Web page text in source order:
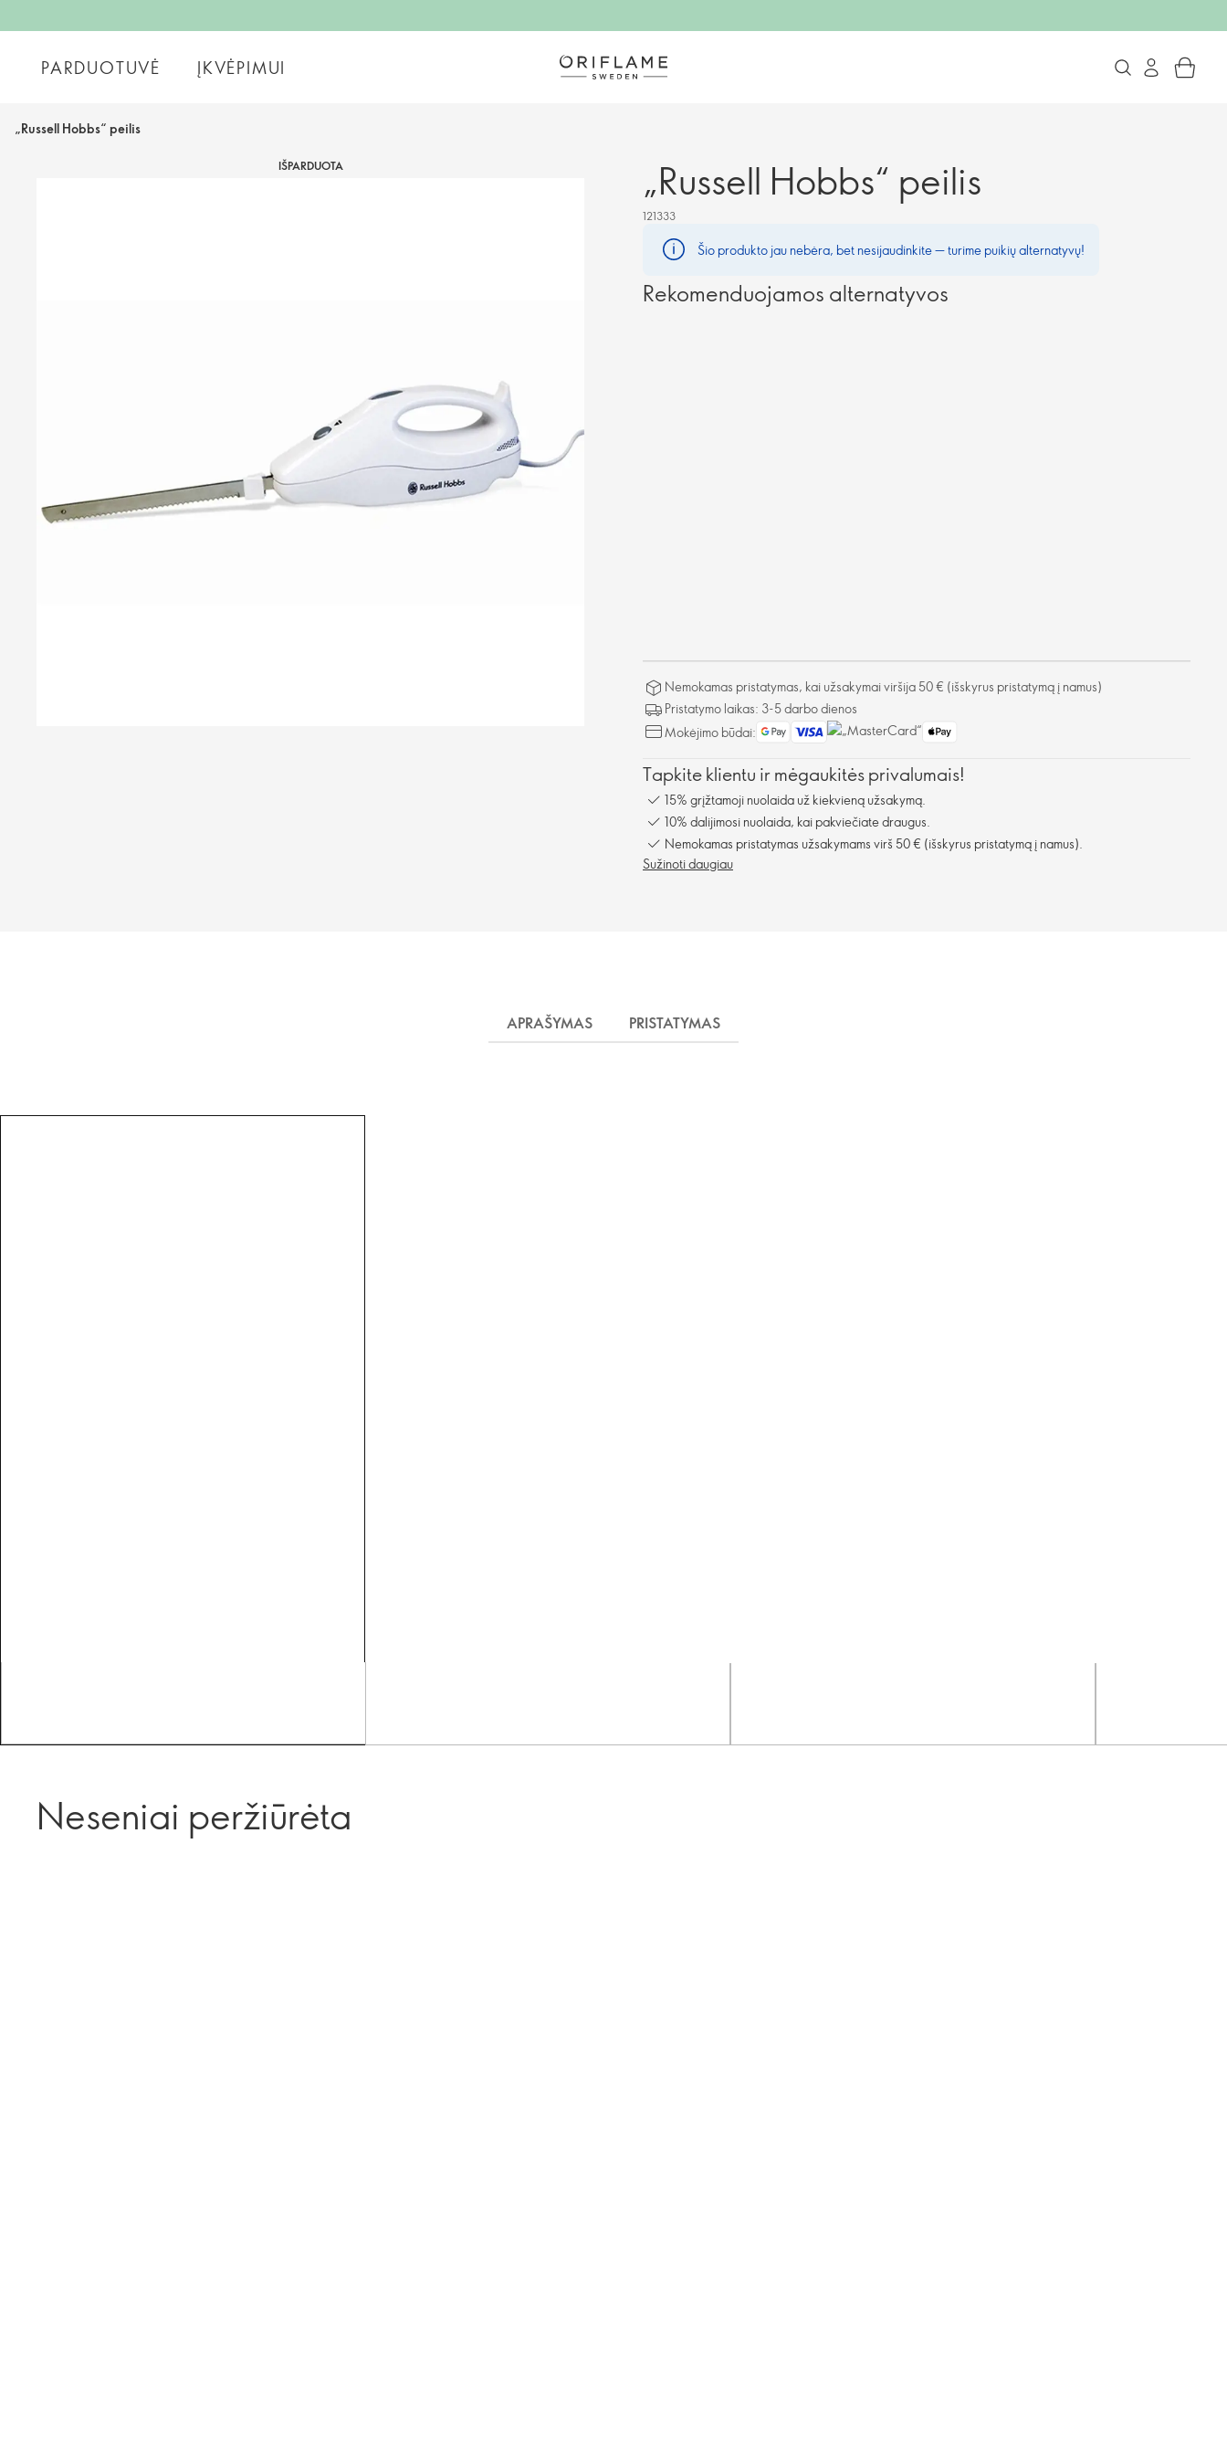
PARDUOTUVĖ ĮKVĖPIMUI
„Russell Hobbs“ peilis
IŠPARDUOTA „Russell Hobbs“ peilis
121333
Šio produkto jau nebėra, bet nesijaudinkite — turime puikių alternatyvų!
Rekomenduojamos alternatyvos
Nemokamas pristatymas, kai užsakymai viršija 50 € (išskyrus pristatymą į namus)
Pristatymo laikas: 3-5 darbo dienos
Mokėjimo būdai:
Tapkite klientu ir mėgaukitės privalumais!
15% grįžtamoji nuolaida už kiekvieną užsakymą.
10% dalijimosi nuolaida, kai pakviečiate draugus.
Nemokamas pristatymas užsakymams virš 50 € (išskyrus pristatymą į namus).
Sužinoti daugiau
APRAŠYMAS PRISTATYMAS
Neseniai peržiūrėta